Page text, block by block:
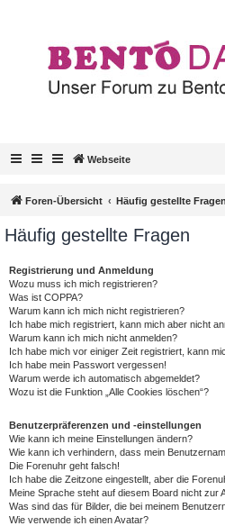
Webseite
Foren-Übersicht Häufig gestellte Fragen
Häufig gestellte Fragen
Registrierung und Anmeldung
Wozu muss ich mich registrieren?
Was ist COPPA?
Warum kann ich mich nicht registrieren?
Ich habe mich registriert, kann mich aber nicht
Warum kann ich mich nicht anmelden?
Ich habe mich vor einiger Zeit registriert, kann
Ich habe mein Passwort vergessen!
Warum werde ich automatisch abgemeldet?
Wozu ist die Funktion „Alle Cookies löschen“?
Benutzerpräferenzen und -einstellungen
Wie kann ich meine Einstellungen ändern?
Wie kann ich verhindern, dass mein
Die Forenuhr geht falsch!
Ich habe die Zeitzone eingestellt, aber die
Meine Sprache steht auf diesem Board nicht zur
Was sind das für Bilder, die bei meinem
Wie verwende ich einen Avatar?